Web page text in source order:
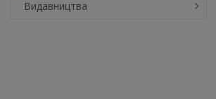
Видавництва